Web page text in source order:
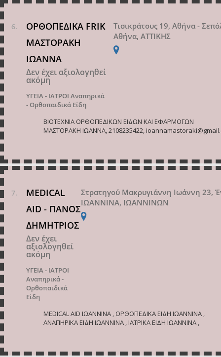
ΟΡΘΟΠΕΔΙΚΑ FRIK
ΜΑΣΤΟΡΑΚΗ
ΙΩΑΝΝΑ
Δεν έχει αξιολογηθεί
ακόμη
ΥΓΕΙΑ - ΙΑΤΡΟΙ Αναπηρικά
- Ορθοπαιδικά Είδη
Τισικράτους 19, Αθήνα -
Αθήνα, ΑΤΤΙΚΗΣ
ΒΙΟΤΕΧΝΙΑ ΟΡΘΟΠΕΔΙΚΩΝ ΕΙΔΩΝ ΚΑΙ ΕΦΑΡΜΟΓΩΝ
ΜΑΣΤΟΡΑΚΗ ΙΩΑΝΝΑ, 2108235422,
MEDICAL
AID - ΠΑΝΟΣ
ΔΗΜΗΤΡΙΟΣ
Δεν έχει
αξιολογηθεί
ακόμη
ΥΓΕΙΑ - ΙΑΤΡΟΙ
Αναπηρικά -
Ορθοπαιδικά
Είδη
Στρατηγού Μακρυγιάννη Ιωάννη 23,
ΙΩΑΝΝΙΝΑ, ΙΩΑΝΝΙΝΩΝ
MEDICAL AID ΙΩΑΝΝΙΝΑ , ΟΡΘΟΠΕΔΙΚΑ ΕΙΔΗ ΙΩΑΝΝΙΝΑ ,
ΑΝΑΠΗΡΙΚΑ ΕΙΔΗ ΙΩΑΝΝΙΝΑ , ΙΑΤΡΙΚΑ ΕΙΔΗ ΙΩΑΝΝΙΝΑ ,